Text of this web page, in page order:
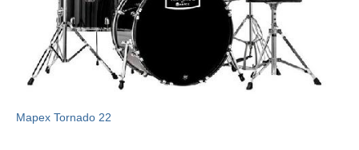
Mapex Tornado 22